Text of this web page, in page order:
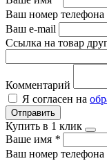
Ваш номер телефона
Ваш e-mail
Ссылка на товар
Комментарий
Я согласен на
Отправить
Купить в 1 клик
Ваше имя *
Ваш номер телефона